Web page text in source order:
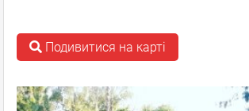
Подивитися на карті